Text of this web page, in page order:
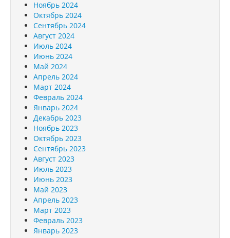
Ноябрь 2024
Октябрь 2024
Сентябрь 2024
Август 2024
Июль 2024
Июнь 2024
Май 2024
Апрель 2024
Март 2024
Февраль 2024
Январь 2024
Декабрь 2023
Ноябрь 2023
Октябрь 2023
Сентябрь 2023
Август 2023
Июль 2023
Июнь 2023
Май 2023
Апрель 2023
Март 2023
Февраль 2023
Январь 2023